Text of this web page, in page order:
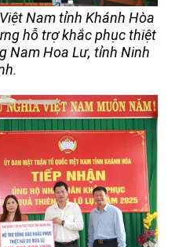
Nam tỉnh Khánh Hòa
hỗ trợ khắc phục thiệt
Nam Hoa Lư, tỉnh Ninh